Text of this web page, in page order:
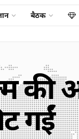
बैठक
की
गईं